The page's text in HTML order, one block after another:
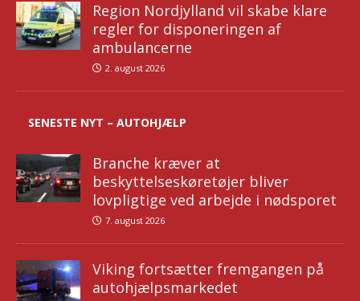
Region Nordjylland vil skabe klare
regler for disponeringen af
ambulancerne
2. august 2026
SENESTE NYT – AUTOHJÆLP
Branche kræver at
beskyttelseskøretøjer bliver
lovpligtige ved arbejde i nødsporet
7. august 2026
Viking fortsætter fremgangen på
autohjælpsmarkedet